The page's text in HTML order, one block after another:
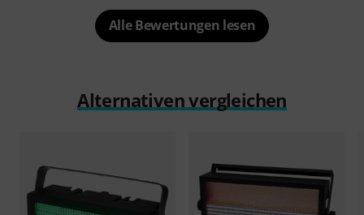
Alle Bewertungen lesen
Alternativen vergleichen